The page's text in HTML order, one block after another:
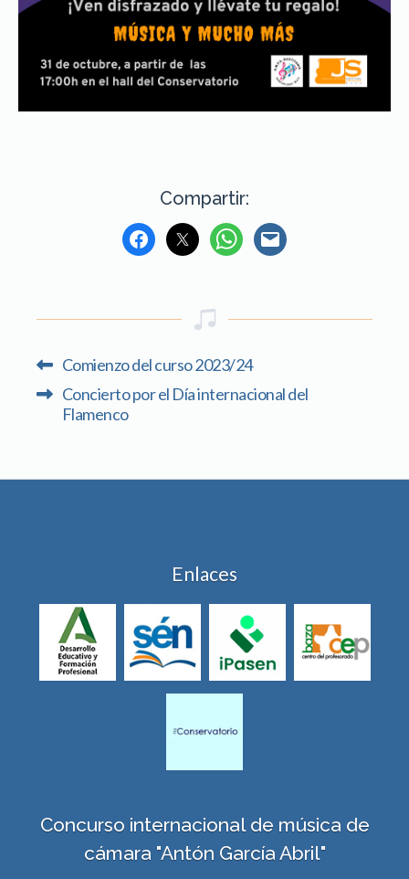
Compartir:
Comienzo del curso 2023/24
Concierto por el Día internacional del
Flamenco
Enlaces
Concurso internacional de música de
cámara "Antón García Abril"